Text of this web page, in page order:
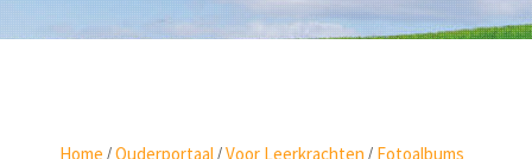
Home /Ouderportaal/Voor Leerkrachten / Fotoalbums